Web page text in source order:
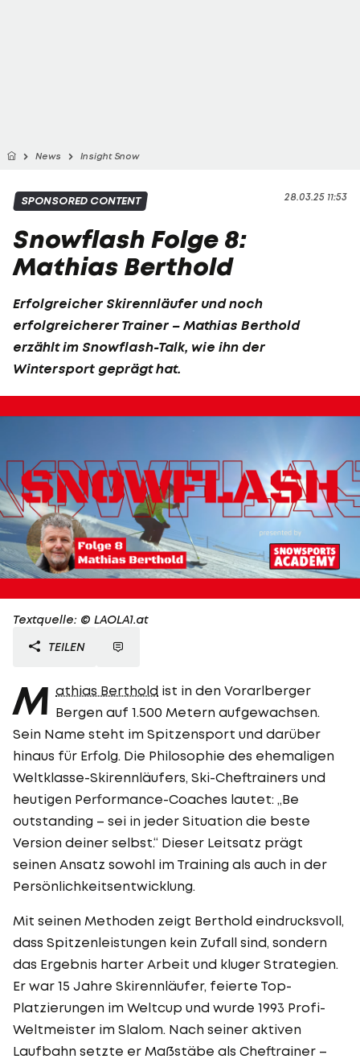
News Insight Snow
28.03.25 11:53
SPONSORED CONTENT
Snowflash Folge 8:
Mathias Berthold
Erfolgreicher Skirennläufer und noch
erfolgreicherer Trainer – Mathias Berthold
erzählt im Snowflash-Talk, wie ihn der
Wintersport geprägt hat.
Textquelle: © LAOLA1.at
TEILEN
M athias Berthold ist in den Vorarlberger
Bergen auf 1.500 Metern aufgewachsen.
Sein Name steht im Spitzensport und darüber
hinaus für Erfolg. Die Philosophie des ehemaligen
Weltklasse-Skirennläufers, Ski-Cheftrainers und
heutigen Performance-Coaches lautet: „Be
outstanding – sei in jeder Situation die beste
Version deiner selbst.“ Dieser Leitsatz prägt
seinen Ansatz sowohl im Training als auch in der
Persönlichkeitsentwicklung.
Mit seinen Methoden zeigt Berthold eindrucksvoll,
dass Spitzenleistungen kein Zufall sind, sondern
das Ergebnis harter Arbeit und kluger Strategien.
Er war 15 Jahre Skirennläufer, feierte Top-
Platzierungen im Weltcup und wurde 1993 Profi-
Weltmeister im Slalom. Nach seiner aktiven
Laufbahn setzte er Maßstäbe als Cheftrainer –